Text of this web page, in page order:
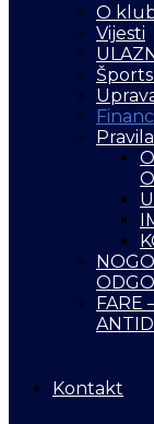
O
Vijesti
FARE
Kontakt